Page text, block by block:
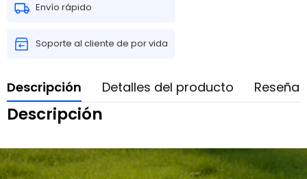
Envío rápido
Soporte al cliente de por vida
Descripción Detalles del producto Reseñas
Descripción